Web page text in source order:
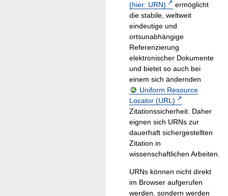
(hier: URN)
ermöglicht
die stabile, weltweit
eindeutige und
ortsunabhängige
Referenzierung
elektronischer Dokumente
und bietet so auch bei
einem sich ändernden
Uniform Resource
Locator (URL)
Zitationssicherheit. Daher
eignen sich URNs zur
dauerhaft sichergestellten
Zitation in
wissenschaftlichen Arbeiten.
URNs können nicht direkt
im Browser aufgerufen
werden, sondern werden